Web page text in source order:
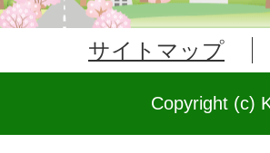
サイトマップ
Copyright (c)